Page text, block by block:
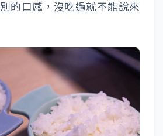
的口感，沒吃過就不能說來